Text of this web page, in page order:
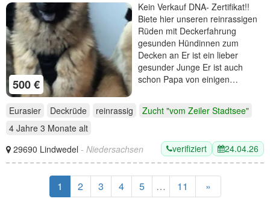
500 €
Kein Verkauf DNA- Zertifikat!!
Biete hier unseren reinrassigen
Rüden mit Deckerfahrung
gesunden Hündinnen zum
Decken an Er ist ein lieber
gesunder Junge Er ist auch
schon Papa von einigen…
Eurasier Deckrüde reinrassig
Zucht "vom Zeiler Stadtsee"
4 Jahre 3 Monate alt
29690 Lindwedel - Niedersachsen verifiziert 24.04.26
1 2 3 4 5 … 11 »